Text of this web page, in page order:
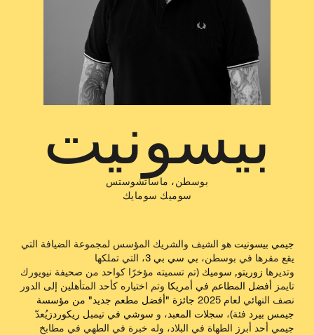
بيسونيت
بوسطن، ماساتشوستس
سوميك سومايك
جيمي بيسونيت هو الشيف والشريك المؤسس لمجموعة الضيافة التي
يقع مقرها في بوسطن، بي سي بي 3
، التي تملكها
وتديرها زوريتو, سوميك (تم تسميته مؤخرًا كواحد من صحيفة نيويورك
تايمز أفضل المطاعم في أمريكا وتم اختياره كأحد المتأهلين إلى الدور
نصف النهائي لعام 2025
جائزة "أفضل مطعم جديد" من مؤسسة
جيمس بيرد فئة)، سجلات المعبد، و سوشي في تيمبل ريكوردزيُعدّ
جيمي أحد أبرز الطهاة في البلاد، وله خبرة في الطهي في مطابخ